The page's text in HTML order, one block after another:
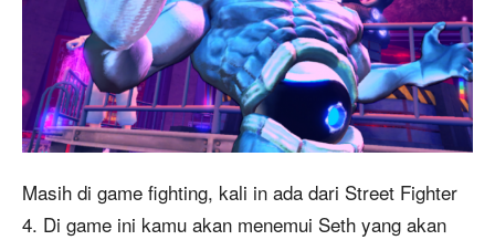
Masih di game fighting, kali in ada dari Street Fighter
4. Di game ini kamu akan menemui Seth yang akan